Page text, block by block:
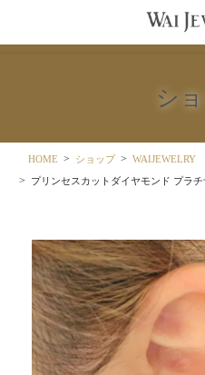
テ
動
ゲ
に
シ
HOME ショップ WAIJEWELRY
プリンセスカットダイヤモンド プラチ